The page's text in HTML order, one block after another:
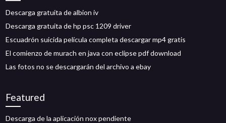
Descarga gratuita de albion iv
Descarga gratuita de hp psc 1209 driver
Escuadrón suicida película completa descargar mp4 gratis
El comienzo de murach en java con eclipse pdf download
Las fotos no se descargarán del archivo a ebay
Featured
Descarga de la aplicación nox pendiente